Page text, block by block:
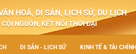
HOÁ, DI SẢN, LỊCH SỬ, DU LỊCH
NGUỒN, KẾT NỐI THỜI ĐẠI
DI SẢN - LỊCH SỬ KINH TẾ & TÀI CHÍNH